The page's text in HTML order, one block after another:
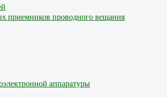
приемников проводного вещания
аппаратуры